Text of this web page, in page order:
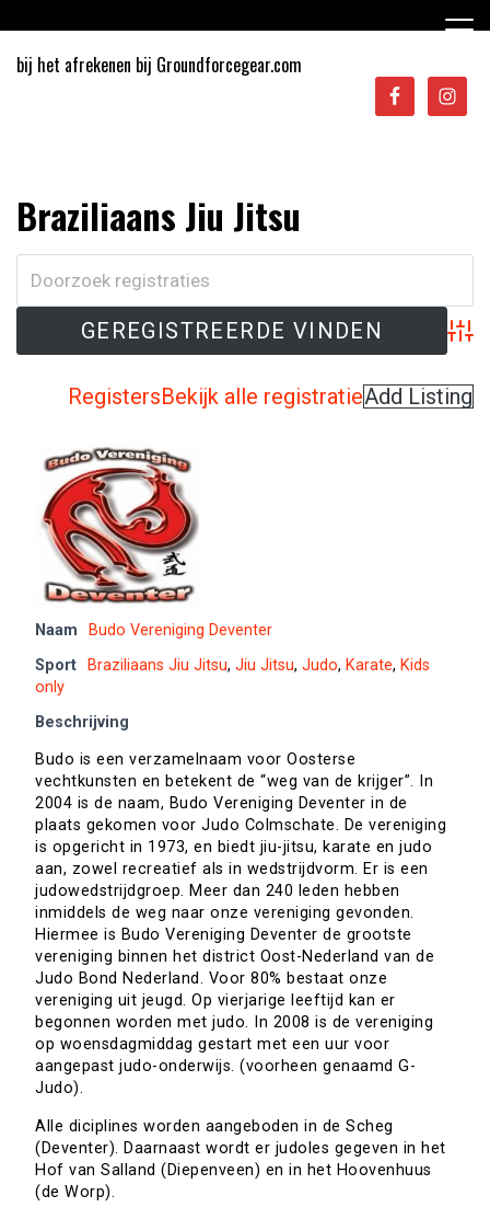
naar
inhoud
bij het afrekenen bij Groundforcegear.com
Sporten in Apeldoorn
Braziliaans Jiu Jitsu
RegistersBekijk alle registratieAdd Listing
Naam
Budo Vereniging Deventer
Sport
Braziliaans Jiu Jitsu, Jiu Jitsu, Judo, Karate, Kids
only
Beschrijving
Budo is een verzamelnaam voor Oosterse
vechtkunsten en betekent de “weg van de krijger”. In
2004 is de naam, Budo Vereniging Deventer in de
plaats gekomen voor Judo Colmschate. De vereniging
is opgericht in 1973, en biedt jiu-jitsu, karate en judo
aan, zowel recreatief als in wedstrijdvorm. Er is een
judowedstrijdgroep. Meer dan 240 leden hebben
inmiddels de weg naar onze vereniging gevonden.
Hiermee is Budo Vereniging Deventer de grootste
vereniging binnen het district Oost-Nederland van de
Judo Bond Nederland. Voor 80% bestaat onze
vereniging uit jeugd. Op vierjarige leeftijd kan er
begonnen worden met judo. In 2008 is de vereniging
op woensdagmiddag gestart met een uur voor
aangepast judo-onderwijs. (voorheen genaamd G-
Judo).
Alle diciplines worden aangeboden in de Scheg
(Deventer). Daarnaast wordt er judoles gegeven in het
Hof van Salland (Diepenveen) en in het Hoovenhuus
(de Worp).